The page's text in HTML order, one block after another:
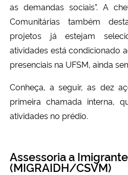
as demandas sociais”. A
Comunitárias também
projetos já estejam
atividades está condicionado
presenciais na UFSM, ainda
Conheça, a seguir, as dez
primeira chamada interna,
atividades no prédio.
Assessoria a
(MIGRAIDH/CSVM)